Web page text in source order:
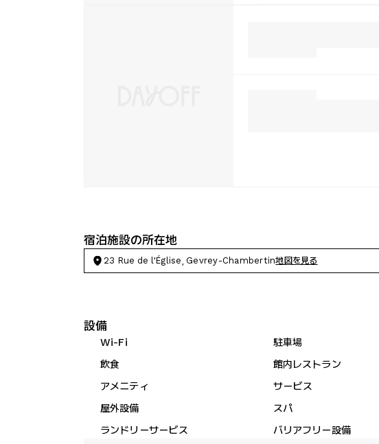
宿泊施設の所在地
23 Rue de l'Église, Gevrey-Chambertin地図を見る
設備
Wi-Fi 駐車場
飲食
館内レストラン
アメニティ
サービス
屋外設備
スパ
ランドリーサービス
バリアフリー設備